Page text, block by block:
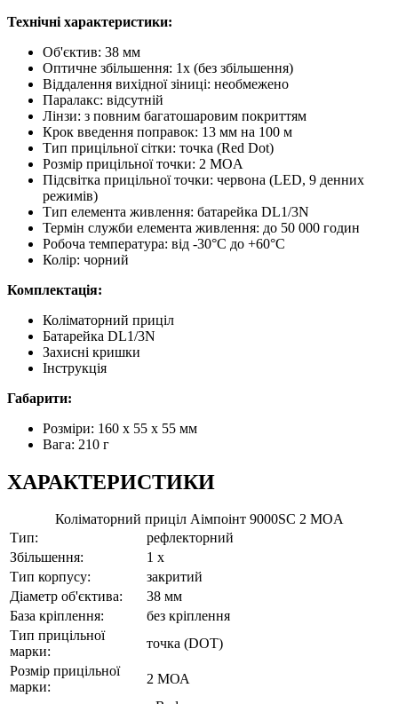
Технічні характеристики:
Об'єктив: 38 мм
Оптичне збільшення: 1x (без збільшення)
Віддалення вихідної зіниці: необмежено
Паралакс: відсутній
Лінзи: з повним багатошаровим покриттям
Крок введення поправок: 13 мм на 100 м
Тип прицільної сітки: точка (Red Dot)
Розмір прицільної точки: 2 MOA
Підсвітка прицільної точки: червона (LED, 9 денних
режимів)
Тип елемента живлення: батарейка DL1/3N
Термін служби елемента живлення: до 50 000 годин
Робоча температура: від -30°C до +60°C
Колір: чорний
Комплектація:
Коліматорний приціл
Батарейка DL1/3N
Захисні кришки
Інструкція
Габарити:
Розміри: 160 x 55 x 55 мм
Вага: 210 г
ХАРАКТЕРИСТИКИ
Коліматорний приціл Аімпоінт 9000SC 2 MOA
Тип:
рефлекторний
Збільшення:
1 x
Тип корпусу:
закритий
Діаметр об'єктива:
38 мм
База кріплення:
без кріплення
Тип прицільної
марки:
точка (DOT)
Розмір прицільної
марки:
2 МОА